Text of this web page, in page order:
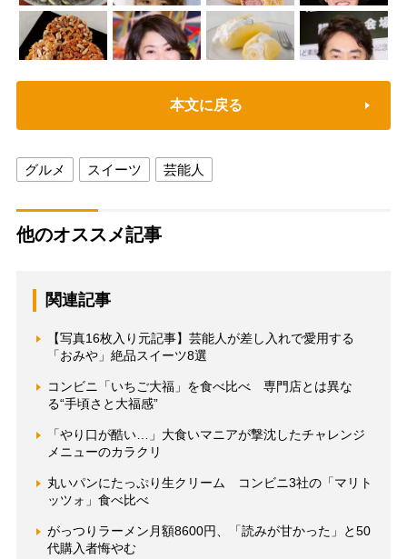
本文に戻る
グルメ スイーツ 芸能人
他のオススメ記事
関連記事
【写真16枚入り元記事】芸能人が差し入れで愛用する
「おみや」絶品スイーツ8選
コンビニ「いちご大福」を食べ比べ 専門店とは異な
る“手頃さと大福感”
「やり口が酷い…」大食いマニアが撃沈したチャレンジ
メニューのカラクリ
丸いパンにたっぷり生クリーム コンビニ3社の「マリト
ッツォ」食べ比べ
がっつりラーメン月額8600円、「読みが甘かった」と50
代購入者悔やむ